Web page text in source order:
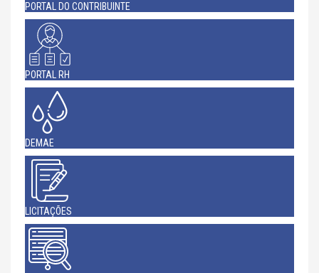
PORTAL DO CONTRIBUINTE
PORTAL RH
DEMAE
LICITAÇÕES